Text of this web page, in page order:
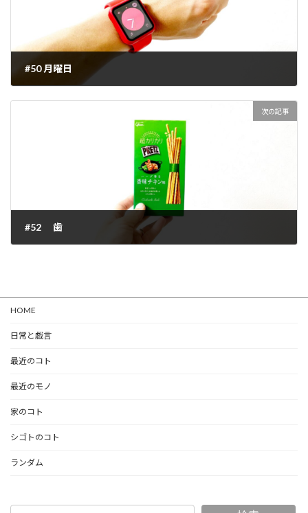
#50 月曜日
次の記事
#52 歯
HOME
日常と戯言
最近のコト
最近のモノ
家のコト
シゴトのコト
ランダム